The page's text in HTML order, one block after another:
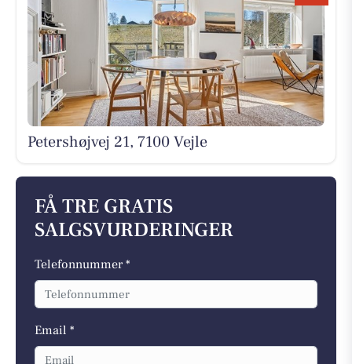
Petershøjvej 21, 7100 Vejle
FÅ TRE GRATIS
SALGSVURDERINGER
Telefonnummer *
Email *